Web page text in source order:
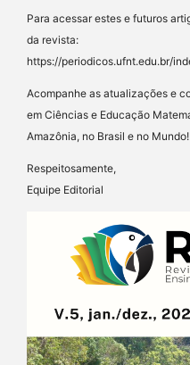
Para acessar estes e futuros
da revista:
https://periodicos.ufnt.edu.br/
Acompanhe as atualizações e
em Ciências e Educação
Amazônia, no Brasil e no Mundo!
Respeitosamente,
Equipe Editorial